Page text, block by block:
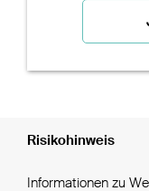
Risikohinweis
Informationen zu